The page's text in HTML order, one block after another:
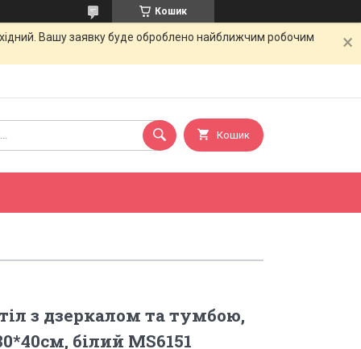
Кошик
Вашу заявку буде оброблено найближчим робочим
Кошик
з дзеркалом та тумбою,
білий MS6151